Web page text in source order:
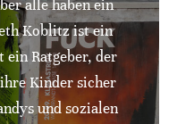
alle haben ein
Koblitz ist ein
ein Ratgeber, der
Kinder sicher
und sozialen